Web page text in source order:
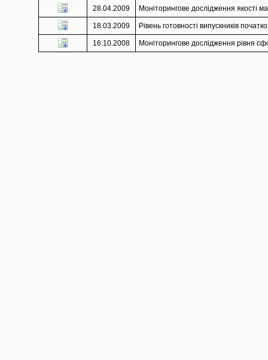
28.04.2009 Моніторингове дослідження якості
18.03.2009 Рівень готовності випускників
16.10.2008 Моніторингове дослідження рівня